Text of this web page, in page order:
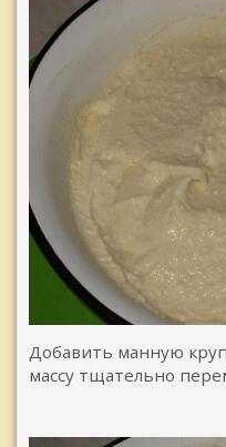
Добавить манную
массу тщательно